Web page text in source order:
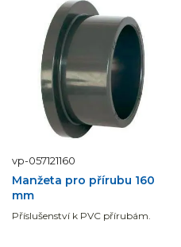
vp-057121160
Manžeta pro přírubu 160
mm
Příslušenství k PVC přírubám.